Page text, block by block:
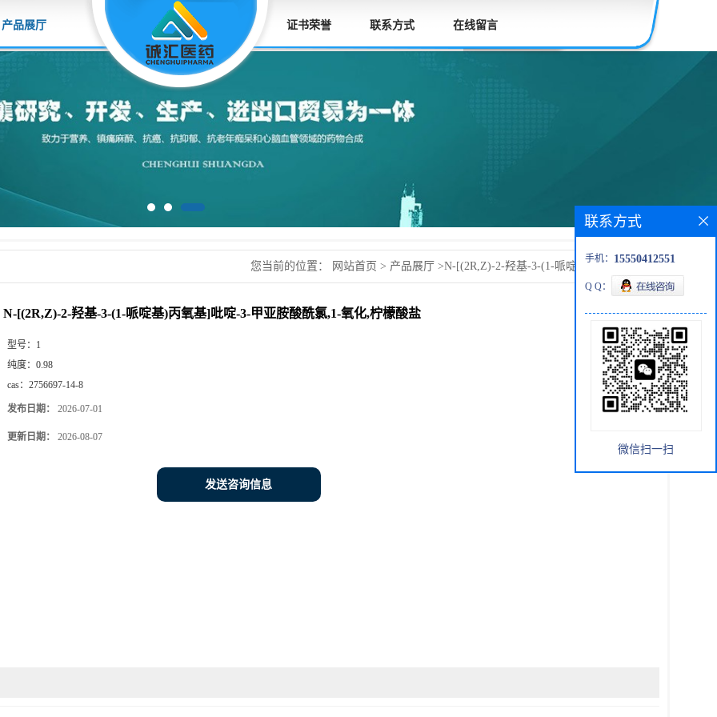
产品展厅 证书荣誉 联系方式 在线留言
您当前的位置： 网站首页 > 产品展厅 >N-[(2R,Z)-2-羟基-3-(1-哌啶基)丙氧基]吡
N-[(2R,Z)-2-羟基-3-(1-哌啶基)丙氧基]吡啶-3-甲亚胺酸酰氯,1-氧化,柠檬酸盐
型号： 1
纯度： 0.98
cas： 2756697-14-8
发布日期： 2026-07-01
更新日期： 2026-08-07
发送咨询信息
联系方式
手机： 15550412551
Q Q：
微信扫一扫